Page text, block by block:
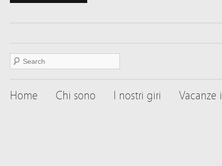
Home Chi sono I nostri giri